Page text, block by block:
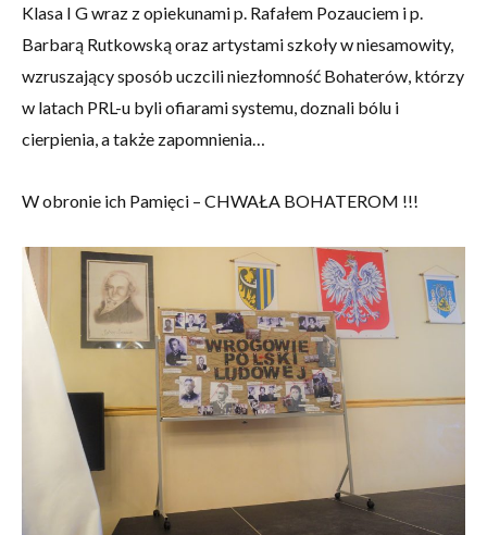
Klasa I G wraz z opiekunami p. Rafałem Pozauciem i p.
Barbarą Rutkowską oraz artystami szkoły w niesamowity,
wzruszający sposób uczcili niezłomność Bohaterów, którzy
w latach PRL-u byli ofiarami systemu, doznali bólu i
cierpienia, a także zapomnienia…
W obronie ich Pamięci – CHWAŁA BOHATEROM !!!